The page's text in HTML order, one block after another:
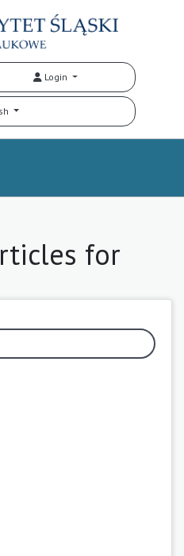
Login
for